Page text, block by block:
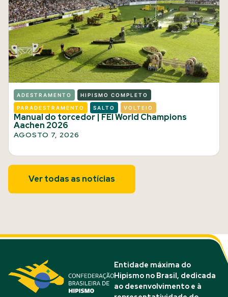
ADESTRAMENTO HIPISMO COMPLETO
PARADESTRAMENTO SALTO VOLTEIO
Manual do torcedor | FEI World Champions
Aachen 2026
AGOSTO 7, 2026
Ver todas as notícias
Entidade máxima do
Hipismo no Brasil, dedicada
ao desenvolvimento e à